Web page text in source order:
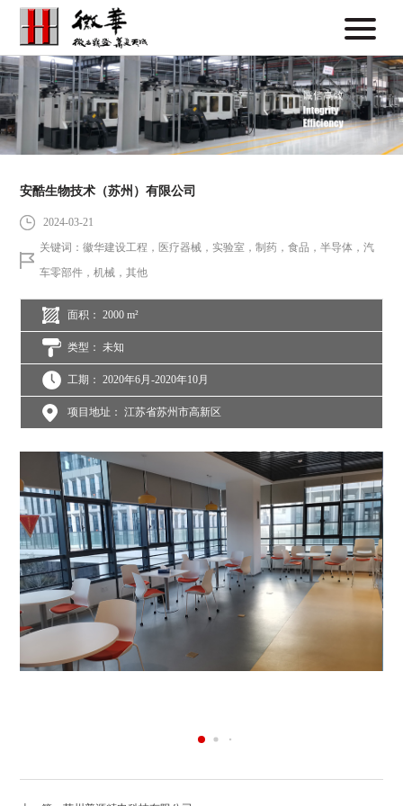
安酷生物技术（苏州）有限公司
2024-03-21
关键词：徽华建设工程，医疗器械，实验室，制药，食品，半导体，汽
车零部件，机械，其他
面积： 2000 m²
类型： 未知
工期： 2020年6月-2020年10月
项目地址： 江苏省苏州市高新区